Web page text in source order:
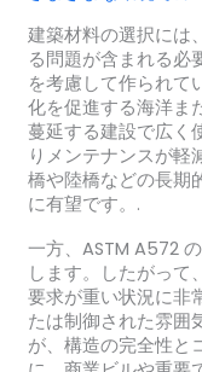
建築材料の選択には
る問題が含まれる必
を考慮して作られて
化を促進する海洋ま
蔓延する建設で広く
りメンテナンスが軽
橋や陸橋などの長期
に有望です。.
一方、ASTM A572
します。したがって
要求が重い状況に非
たは制御された雰囲
が、構造の完全性と